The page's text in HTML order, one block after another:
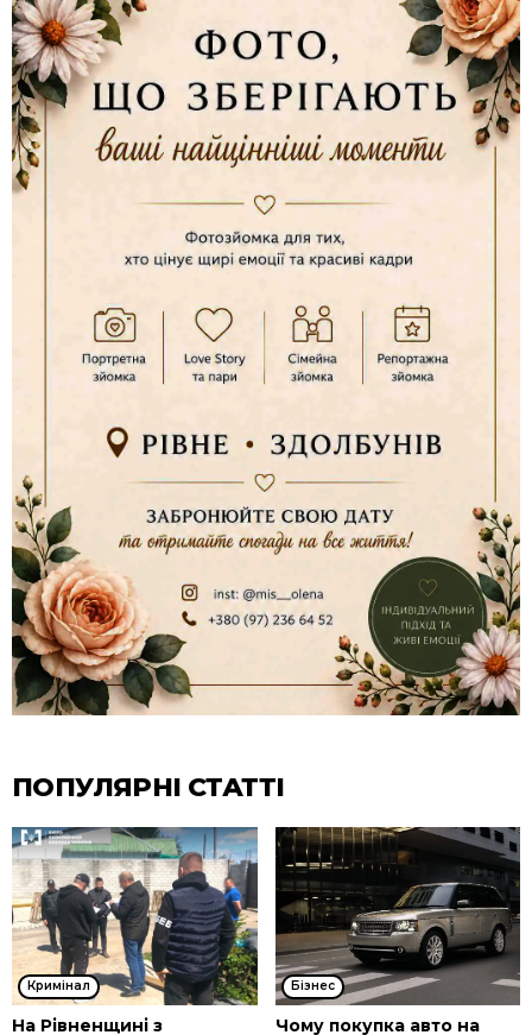
ПОПУЛЯРНІ СТАТТІ
Кримінал
На Рівненщині з
Бізнес
Чому покупка авто на